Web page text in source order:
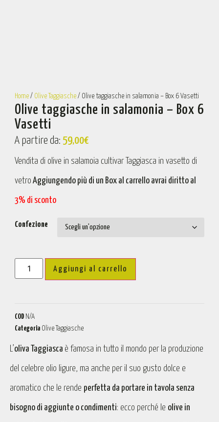
Home / Olive Taggiasche / Olive taggiasche in salamonia – Box 6 Vasetti
Olive taggiasche in salamonia – Box 6
Vasetti
A partire da: 59,00€
Vendita di olive in salamoia cultivar Taggiasca in vasetto di
vetro Aggiungendo più di un Box al carrello avrai diritto al
3% di sconto
Confezione
Aggiungi al carrello
COD N/A
Categoria Olive Taggiasche
L’oliva Taggiasca è famosa in tutto il mondo per la produzione
del celebre olio ligure, ma anche per il suo gusto dolce e
aromatico che le rende perfetta da portare in tavola senza
bisogno di aggiunte o condimenti: ecco perché le olive in